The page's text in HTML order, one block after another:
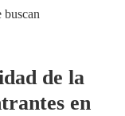
buscan
de la
en